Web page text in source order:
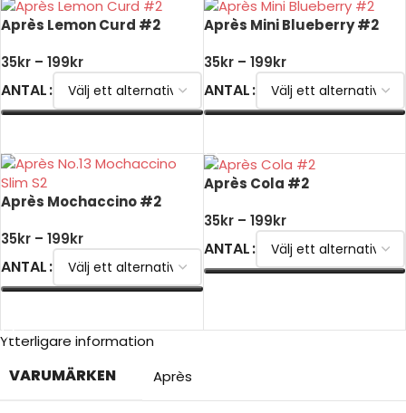
Après Lemon Curd #2
35kr – 199kr
ANTAL
Après Mini Blueberry #2
35kr – 199kr
ANTAL
Après Mochaccino #2
35kr – 199kr
ANTAL
Après Cola #2
35kr – 199kr
ANTAL
Ytterligare information
VARUMÄRKEN Après